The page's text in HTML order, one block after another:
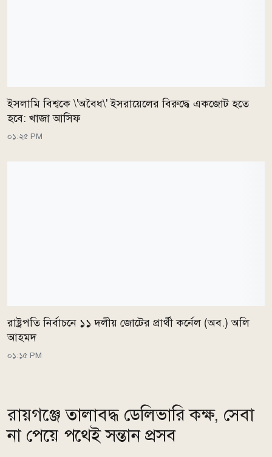
ইসলামি বিশ্বকে \'অবৈধ\' ইসরায়েলের বিরুদ্ধে একজোট হতে
হবে: খাজা আসিফ
০১:২৫ PM
রাষ্ট্রপতি নির্বাচনে ১১ দলীয় জোটের প্রার্থী কর্নেল (অব.) অলি
আহমদ
০১:১৫ PM
রায়গঞ্জে তালাবদ্ধ ডেলিভারি কক্ষ, সেবা
না পেয়ে পথেই সন্তান প্রসব